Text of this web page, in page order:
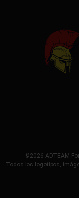
©2026 ADTEAM
Todos los logotipos,